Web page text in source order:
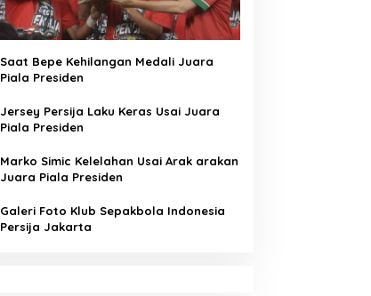
Saat Bepe Kehilangan Medali Juara
Piala Presiden
Jersey Persija Laku Keras Usai Juara
Piala Presiden
Marko Simic Kelelahan Usai Arak arakan
Juara Piala Presiden
Galeri Foto Klub Sepakbola Indonesia
Persija Jakarta